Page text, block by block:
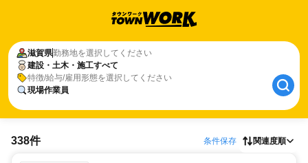
滋賀県勤務地を選択してください
建設・土木・施工すべて
特徴/給与/雇用形態を選択してください
現場作業員
338件 条件保存 関連度順